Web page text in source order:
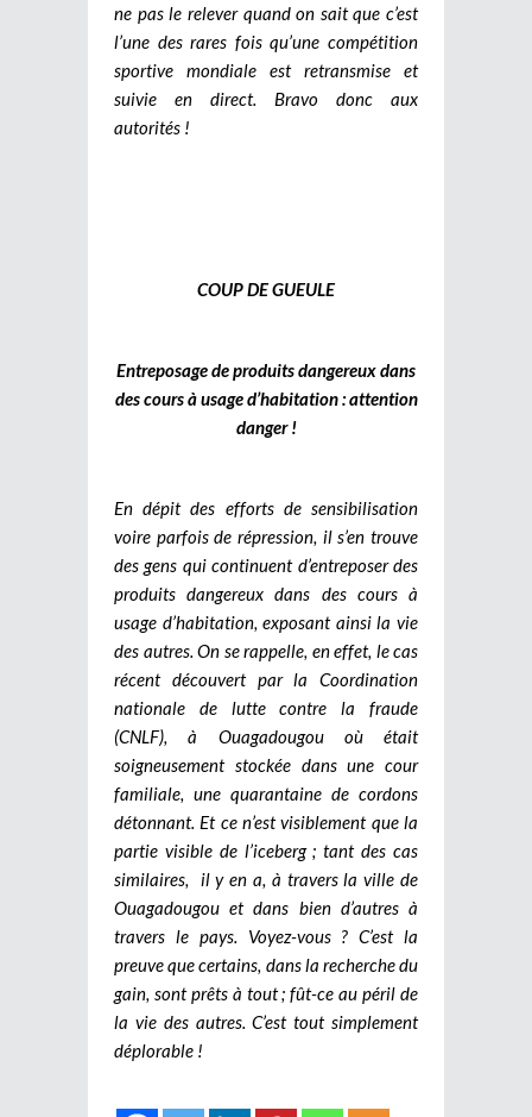
ne pas le relever quand on sait que c’est
l’une des rares fois qu’une compétition
sportive mondiale est retransmise et
suivie en direct. Bravo donc aux
autorités !
COUP DE GUEULE
Entreposage de produits dangereux dans
des cours à usage d’habitation : attention
danger !
En dépit des efforts de sensibilisation
voire parfois de répression, il s’en trouve
des gens qui continuent d’entreposer des
produits dangereux dans des cours à
usage d’habitation, exposant ainsi la vie
des autres. On se rappelle, en effet, le cas
récent découvert par la Coordination
nationale de lutte contre la fraude
(CNLF), à Ouagadougou où était
soigneusement stockée dans une cour
familiale, une quarantaine de cordons
détonnant. Et ce n’est visiblement que la
partie visible de l’iceberg ; tant des cas
similaires, il y en a, à travers la ville de
Ouagadougou et dans bien d’autres à
travers le pays. Voyez-vous ? C’est la
preuve que certains, dans la recherche du
gain, sont prêts à tout ; fût-ce au péril de
la vie des autres. C’est tout simplement
déplorable !